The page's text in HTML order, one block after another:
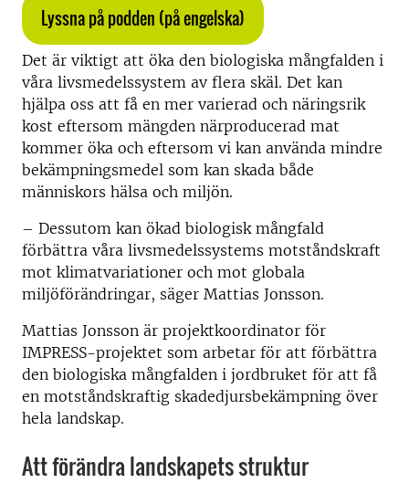
Lyssna på podden (på engelska)
Det är viktigt att öka den biologiska mångfalden i
våra livsmedelssystem av flera skäl. Det kan
hjälpa oss att få en mer varierad och näringsrik
kost eftersom mängden närproducerad mat
kommer öka och eftersom vi kan använda mindre
bekämpningsmedel som kan skada både
människors hälsa och miljön.
– Dessutom kan ökad biologisk mångfald
förbättra våra livsmedelssystems motståndskraft
mot klimatvariationer och mot globala
miljöförändringar, säger Mattias Jonsson.
Mattias Jonsson är projektkoordinator för
IMPRESS-projektet som arbetar för att förbättra
den biologiska mångfalden i jordbruket för att få
en motståndskraftig skadedjursbekämpning över
hela landskap.
Att förändra landskapets struktur